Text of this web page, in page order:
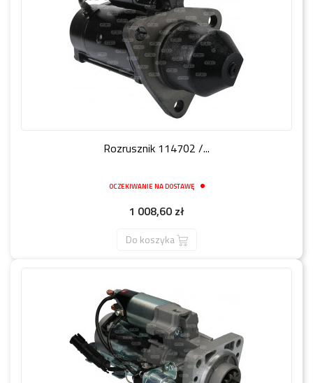
Rozrusznik 114702 /...
OCZEKIWANIE NA DOSTAWĘ
Cena
1 008,60 zł
Do koszyka